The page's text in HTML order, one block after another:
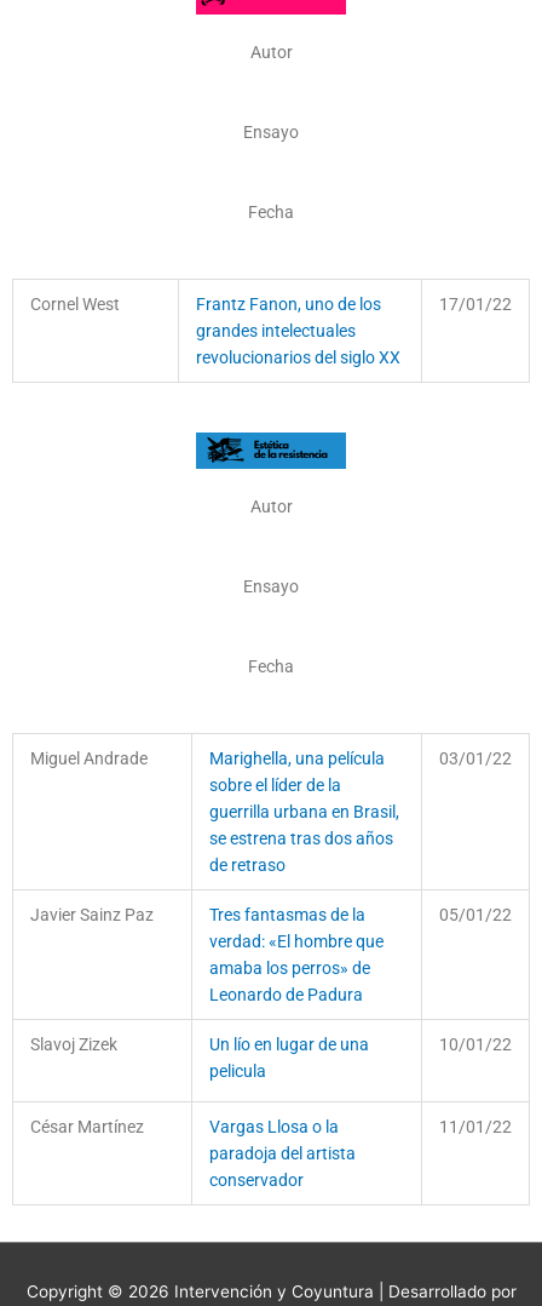
Autor
Ensayo
Fecha
Cornel West
Frantz Fanon, uno de los
grandes intelectuales
revolucionarios del siglo XX
17/01/22
Autor
Ensayo
Fecha
Miguel Andrade
Marighella, una película
sobre el líder de la
guerrilla urbana en Brasil,
se estrena tras dos años
de retraso
03/01/22
Javier Sainz Paz
Tres fantasmas de la
verdad: «El hombre que
amaba los perros» de
Leonardo de Padura
05/01/22
Slavoj Zizek
Un lío en lugar de una
pelicula
10/01/22
César Martínez
Vargas Llosa o la
paradoja del artista
conservador
11/01/22
Copyright © 2026 Intervención y Coyuntura | Desarrollado por